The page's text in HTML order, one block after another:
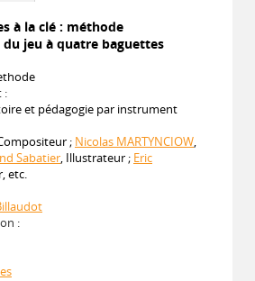
à la clé : méthode
jeu à quatre baguettes
:
et pédagogie par instrument
; Nicolas MARTYNCIOW,
Sabatier, Illustrateur ; Eric
etc.
: